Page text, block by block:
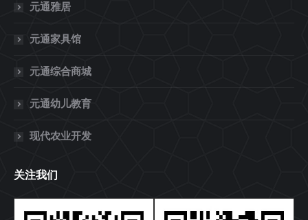
元通雅居
元通家具馆
元通综合商城
元通幼儿教育
现代农业开发
关注我们